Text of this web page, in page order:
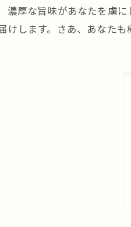
濃厚な旨味があなたを虜
けします。さあ、あなた